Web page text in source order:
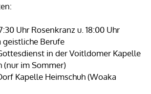
Uhr Rosenkranz u. 18:00 Uhr
Berufe
in der Voitldomer Kapelle
(nur im Sommer)
Kapelle Heimschuh (Woaka